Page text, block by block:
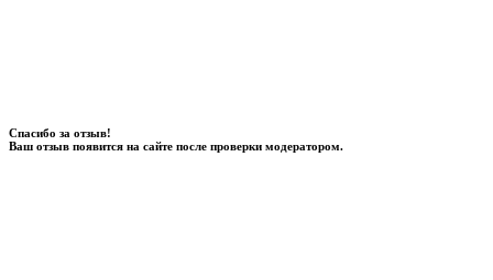
Спасибо за отзыв!
Ваш отзыв появится на сайте после проверки модератором.